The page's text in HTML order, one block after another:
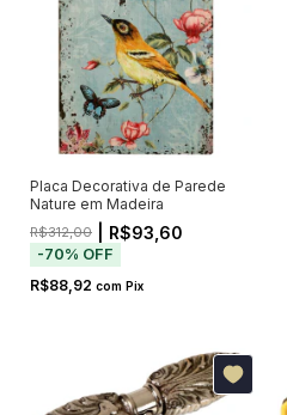
Placa Decorativa de Parede
Nature em Madeira
R$312,00 | R$93,60
-70% OFF
R$88,92 com Pix